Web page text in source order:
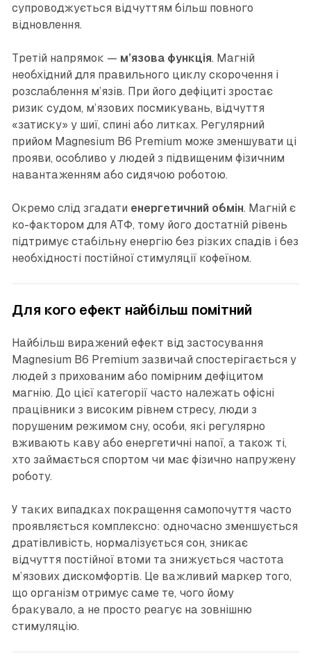
супроводжується відчуттям більш повного
відновлення.
Третій напрямок — м’язова функція. Магній
необхідний для правильного циклу скорочення і
розслаблення м’язів. При його дефіциті зростає
ризик судом, м’язових посмикувань, відчуття
«затиску» у шиї, спині або литках. Регулярний
прийом Magnesium B6 Premium може зменшувати ці
прояви, особливо у людей з підвищеним фізичним
навантаженням або сидячою роботою.
Окремо слід згадати енергетичний обмін. Магній є
ко-фактором для АТФ, тому його достатній рівень
підтримує стабільну енергію без різких спадів і без
необхідності постійної стимуляції кофеїном.
Для кого ефект найбільш помітний
Найбільш виражений ефект від застосування
Magnesium B6 Premium зазвичай спостерігається у
людей з прихованим або помірним дефіцитом
магнію. До цієї категорії часто належать офісні
працівники з високим рівнем стресу, люди з
порушеним режимом сну, особи, які регулярно
вживають каву або енергетичні напої, а також ті,
хто займається спортом чи має фізично напружену
роботу.
У таких випадках покращення самопочуття часто
проявляється комплексно: одночасно зменшується
дратівливість, нормалізується сон, зникає
відчуття постійної втоми та знижується частота
м’язових дискомфортів. Це важливий маркер того,
що організм отримує саме те, чого йому
бракувало, а не просто реагує на зовнішню
стимуляцію.